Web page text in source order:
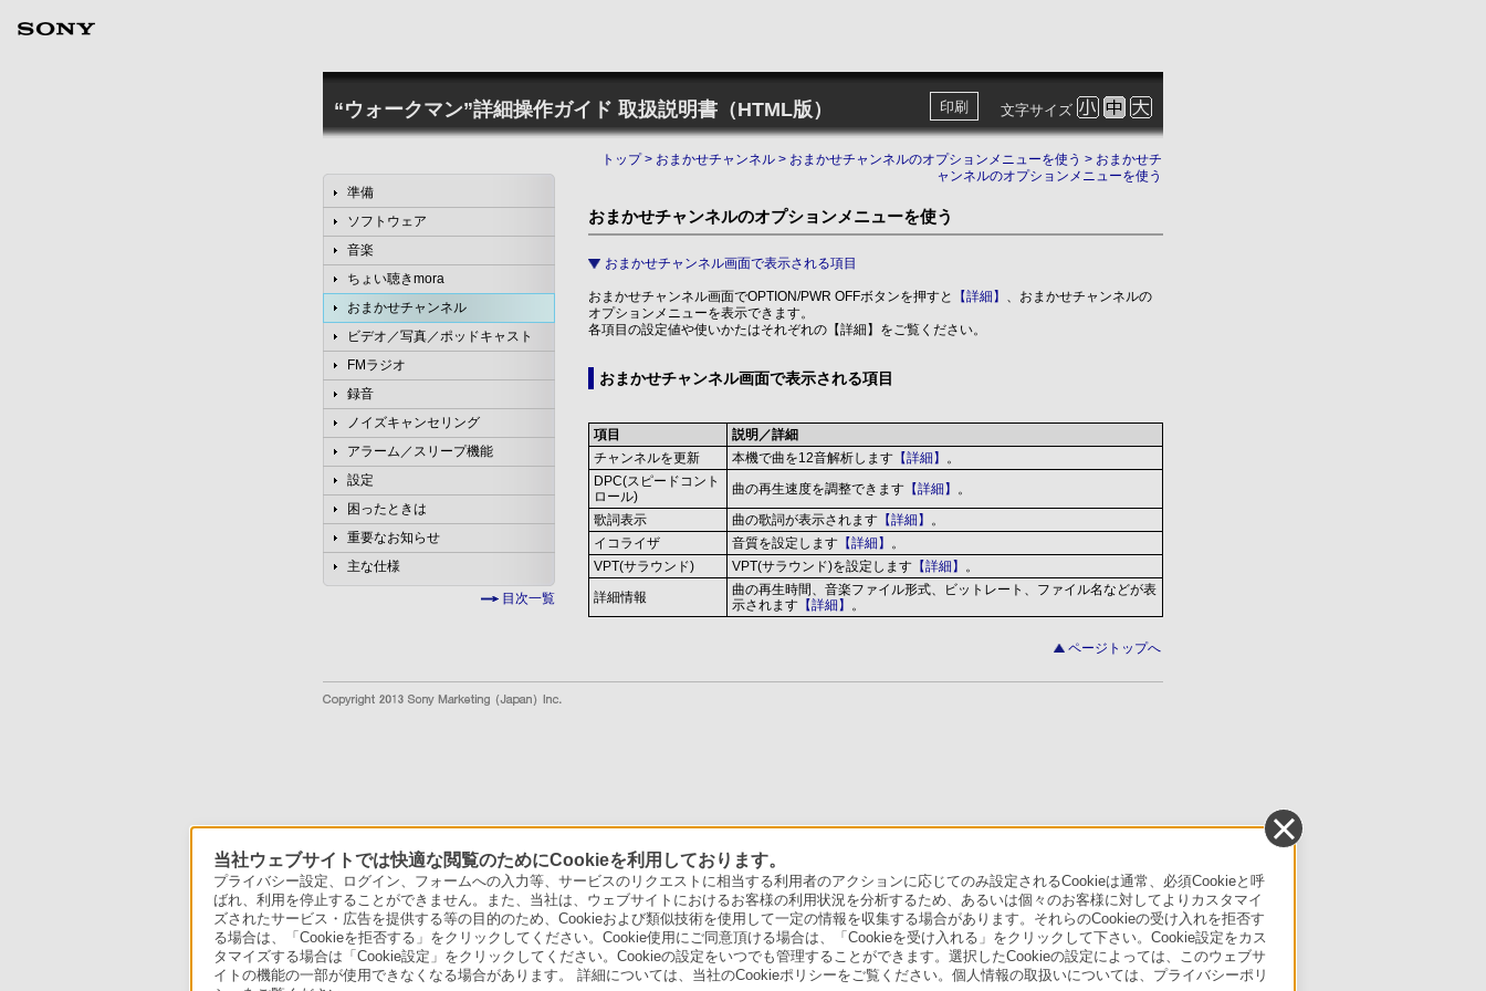
“ウォークマン”詳細操作ガイド 取扱説明書（HTML版） 文字サイズ
印刷
準備
ソフトウェア
音楽
ちょい聴きmora
おまかせチャンネル
ビデオ／写真／ポッドキャスト
FMラジオ
録音
ノイズキャンセリング
アラーム／スリープ機能
設定
困ったときは
重要なお知らせ
主な仕様
目次一覧
トップ> おまかせチャンネル > おまかせチャンネルのオプションメニューを使う > おまかせチ
ャンネルのオプションメニューを使う
おまかせチャンネルのオプションメニューを使う
おまかせチャンネル画面で表示される項目
おまかせチャンネル画面でOPTION/PWR OFFボタンを押すと 【詳細】
、おまかせチャンネルの
オプションメニューを表示できます。
各項目の設定値や使いかたはそれぞれの【詳細】をご覧ください。
おまかせチャンネル画面で表示される項目
項目
説明／詳細
チャンネルを更新
本機で曲を12音解析します 【詳細】
。
DPC(スピードコント
ロール)
曲の再生速度を調整できます 【詳細】 。
歌詞表示 曲の歌詞が表示されます 【詳細】
。
イコライザ
音質を設定します 【詳細】
。
VPT(サラウンド)
VPT(サラウンド)を設定します 【詳細】 。
詳細情報
曲の再生時間、音楽ファイル形式、ビットレート、ファイル名などが表
示されます 【詳細】 。
ページトップへ
当社ウェブサイトでは快適な閲覧のためにCookieを利用しております。
プライバシー設定、ログイン、フォームへの入力等、サービスのリクエストに相当する利用者のアクションに応じてのみ設定されるCookieは通常、必須Cookieと呼
ばれ、利用を停止することができません。また、当社は、ウェブサイトにおけるお客様の利用状況を分析するため、あるいは個々のお客様に対してよりカスタマイ
ズされたサービス・広告を提供する等の目的のため、Cookieおよび類似技術を使用して一定の情報を収集する場合があります。それらのCookieの受け入れを拒否す
る場合は、「Cookieを拒否する」をクリックしてください。Cookie使用にご同意頂ける場合は、「Cookieを受け入れる」をクリックして下さい。Cookie設定をカス
タマイズする場合は「Cookie設定」をクリックしてください。Cookieの設定をいつでも管理することができます。選択したCookieの設定によっては、このウェブサ
イトの機能の一部が使用できなくなる場合があります。 詳細については、当社のCookieポリシーをご覧ください。個人情報の取扱いについては、プライバシーポリ